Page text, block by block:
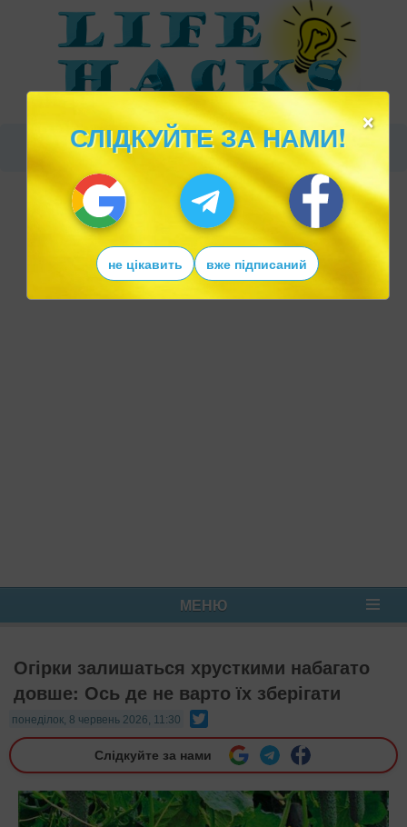
МЕНЮ
Огірки залишаться хрусткими набагато
довше: Ось де не варто їх зберігати
понеділок, 8 червень 2026, 11:30
Слідкуйте за нами
×
СЛІДКУЙТЕ ЗА НАМИ!
не цікавить вже підписаний